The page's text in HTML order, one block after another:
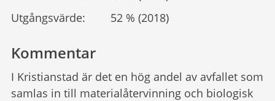
Utgångsvärde:
52 % (2018)
Kommentar
I Kristianstad är det en hög andel av avfallet som
samlas in till materialåtervinning och biologisk